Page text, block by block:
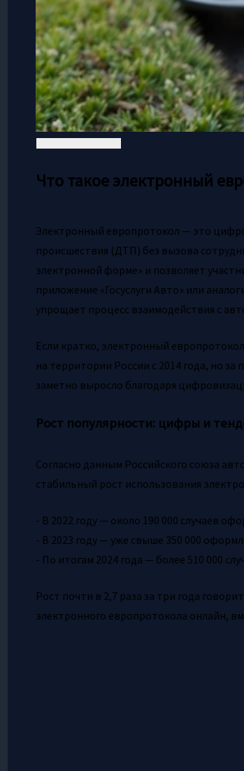
Что такое электронный
Электронный европротокол — это
происшествия (ДТП) без вызова
электронной форме» и позволяет
приложение «Госуслуги Авто» или
упрощает процесс взаимодействия с
Если кратко, электронный
на территории России с 2014 года, но
заметно выросло благодаря
Рост популярности: цифры и
Согласно данным Российского союза
стабильный рост использования
- В 2022 году — около 190 000 случаев
- В 2023 году — уже свыше 350 000
- По итогам 2024 года — более 510 000
Рост почти в 2,7 раза за три года
электронного европротокола онлайн,